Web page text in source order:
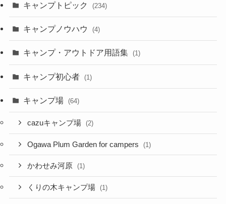
キャンプトピック (234)
キャンプノウハウ (4)
キャンプ・アウトドア用語集 (1)
キャンプ初心者 (1)
キャンプ場 (64)
cazuキャンプ場 (2)
Ogawa Plum Garden for campers (1)
かわせみ河原 (1)
くりの木キャンプ場 (1)